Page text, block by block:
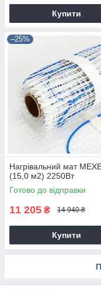
Купити
–25%
Нагрівальний мат
(15,0 м2) 2250Вт
Готово до відправки
11 205 ₴ 14 940 ₴
Купити